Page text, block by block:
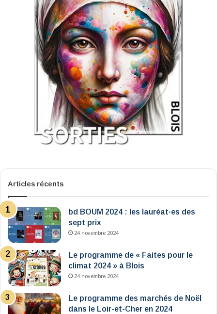
Articles récents
bd BOUM 2024 : les lauréat·es des
sept prix
24 novembre 2024
Le programme de « Faites pour le
climat 2024 » à Blois
24 novembre 2024
Le programme des marchés de Noël
dans le Loir-et-Cher en 2024